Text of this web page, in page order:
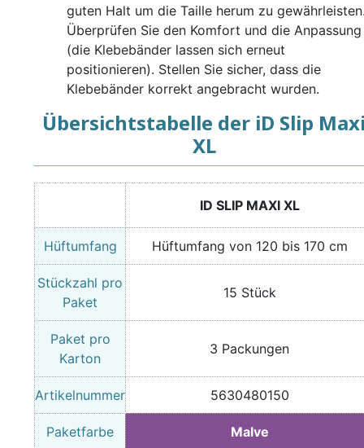
guten Halt um die Taille herum zu
Überprüfen Sie den Komfort und die Anpassung
(die Klebebänder lassen sich erneut
positionieren). Stellen Sie sicher, dass die
Klebebänder korrekt angebracht wurden.
Übersichtstabelle der iD Slip
XL
ID SLIP MAXI XL
Hüftumfang Hüftumfang von 120 bis 170 cm
Stückzahl pro
Paket
15 Stück
Paket pro
Karton
3 Packungen
Artikelnummer 5630480150
Paketfarbe Malve